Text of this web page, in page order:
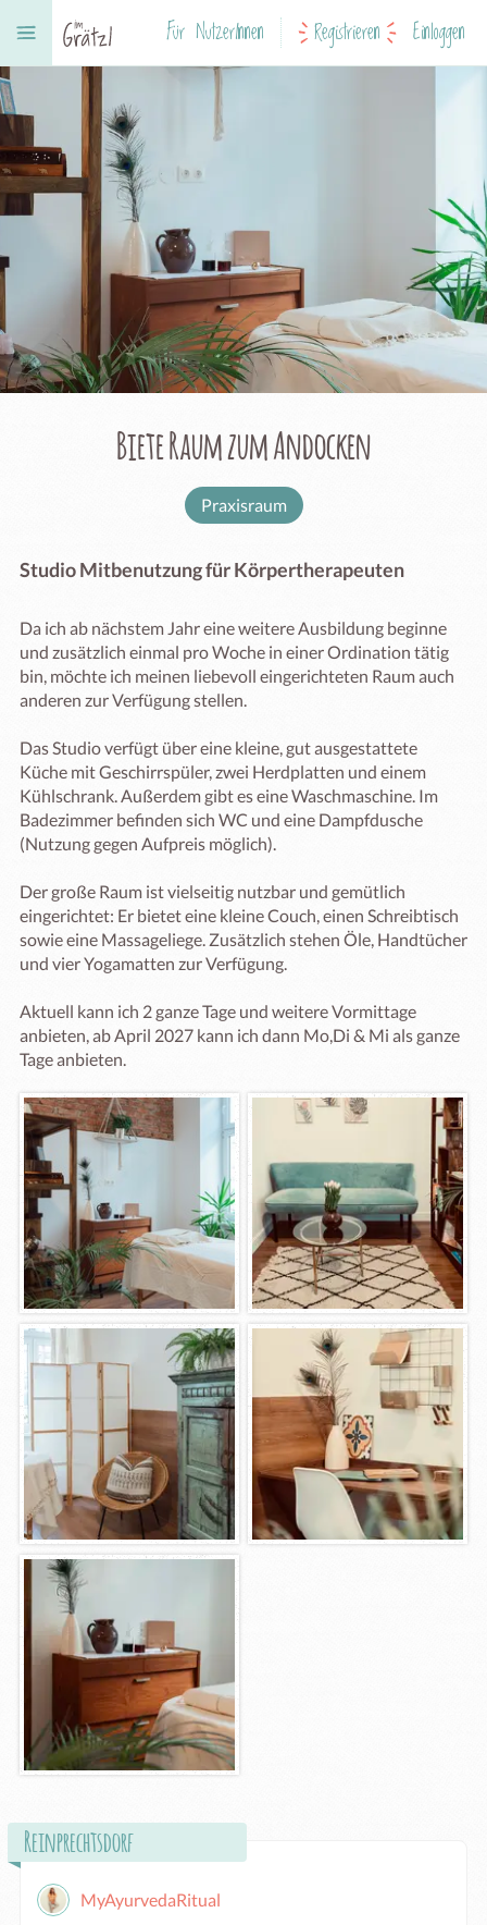
Für NutzerInnen Registrieren Einloggen
Biete Raum zum Andocken
Praxisraum
Studio Mitbenutzung für Körpertherapeuten
Da ich ab nächstem Jahr eine weitere Ausbildung beginne
und zusätzlich einmal pro Woche in einer Ordination tätig
bin, möchte ich meinen liebevoll eingerichteten Raum auch
anderen zur Verfügung stellen.
Das Studio verfügt über eine kleine, gut ausgestattete
Küche mit Geschirrspüler, zwei Herdplatten und einem
Kühlschrank. Außerdem gibt es eine Waschmaschine. Im
Badezimmer befinden sich WC und eine Dampfdusche
(Nutzung gegen Aufpreis möglich).
Der große Raum ist vielseitig nutzbar und gemütlich
eingerichtet: Er bietet eine kleine Couch, einen Schreibtisch
sowie eine Massageliege. Zusätzlich stehen Öle, Handtücher
und vier Yogamatten zur Verfügung.
Aktuell kann ich 2 ganze Tage und weitere Vormittage
anbieten, ab April 2027 kann ich dann Mo,Di & Mi als ganze
Tage anbieten.
Reinprechtsdorf
MyAyurvedaRitual